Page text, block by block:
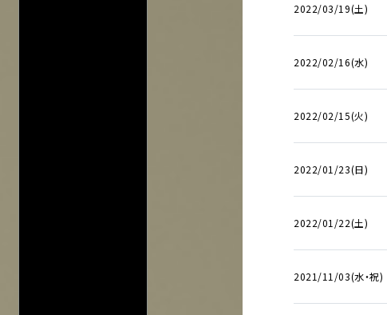
入力内容をクリア
2022/03/19(土)
2022/02/16(水)
2022/02/15(火)
2022/01/23(日)
2022/01/22(土)
2021/11/03(水・祝)